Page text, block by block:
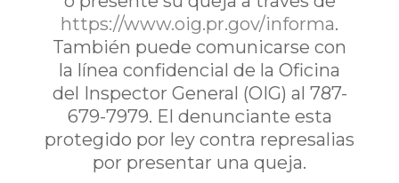
https://www.oig.pr.gov/informa.
También puede comunicarse con
la línea confidencial de la Oficina
del Inspector General (OIG) al 787-
679-7979. El denunciante esta
protegido por ley contra represalias
por presentar una queja.